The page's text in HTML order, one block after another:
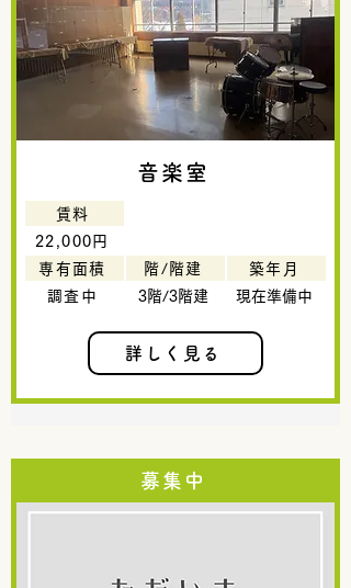
音楽室
築年月
調査中
3階/3階建
22,000円
現在準備中
詳しく見る
階/階建
専有面積
賃料
募集中